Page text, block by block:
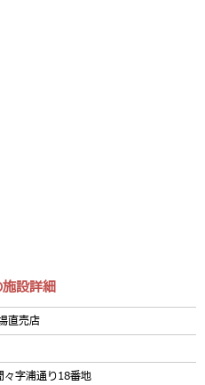
設詳細
直売店
字浦通り18番地